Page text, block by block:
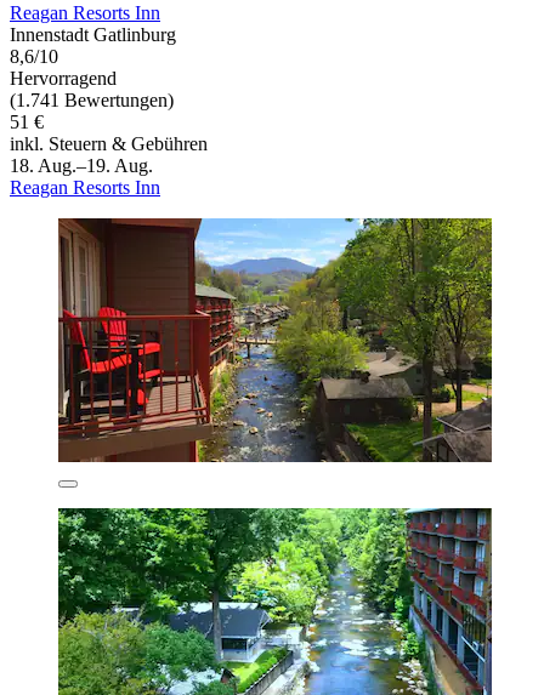
Reagan Resorts Inn
Innenstadt Gatlinburg
8,6/10
Hervorragend
(1.741 Bewertungen)
51 €
inkl. Steuern & Gebühren
18. Aug.–19. Aug.
Reagan Resorts Inn